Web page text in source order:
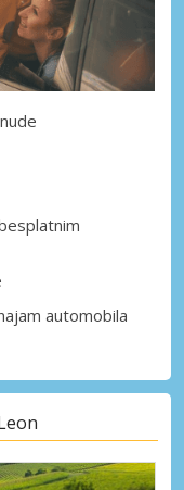
automobila